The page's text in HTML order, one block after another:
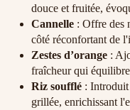
douce et fruitée,
Cannelle : Offre des
côté réconfortant de
Zestes d’orange :
fraîcheur qui
Riz soufflé : Introduit
grillée, enrichissant